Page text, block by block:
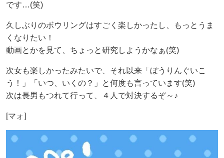
です…(笑)
久しぶりのボウリングはすごく楽しかったし、もっとうま
くなりたい！
動画とかを見て、ちょっと研究しようかなぁ(笑)
次女も楽しかったみたいで、それ以来「ぼうりんぐいこ
う！」「いつ、いくの？」と何度も言っています(笑)
次は長男もつれて行って、４人で対決するぞ～♪
[マォ]